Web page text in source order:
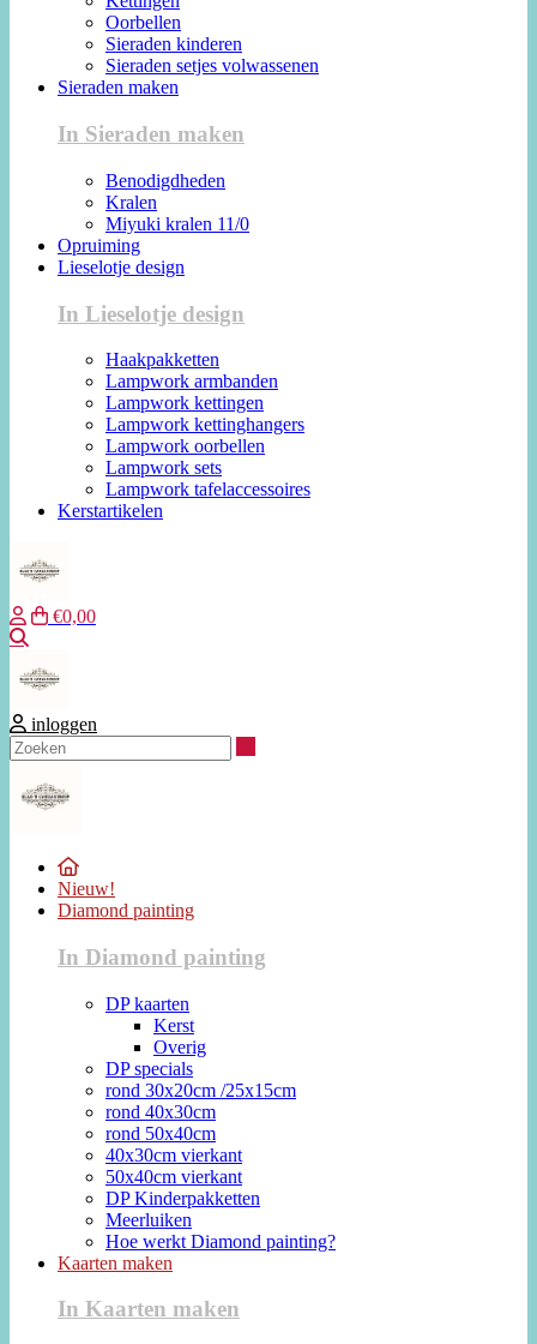
Oorbellen
Sieraden kinderen
Sieraden setjes volwassenen
Sieraden maken
In Sieraden maken
Benodigdheden
Kralen
Miyuki kralen 11/0
Opruiming
Lieselotje design
In Lieselotje design
Haakpakketten
Lampwork armbanden
Lampwork kettingen
Lampwork kettinghangers
Lampwork oorbellen
Lampwork sets
Lampwork tafelaccessoires
Kerstartikelen
€0,00
inloggen
Nieuw!
Diamond painting
In Diamond painting
DP kaarten
Kerst
Overig
DP specials
rond 30x20cm /25x15cm
rond 40x30cm
rond 50x40cm
40x30cm vierkant
50x40cm vierkant
DP Kinderpakketten
Meerluiken
Hoe werkt Diamond painting?
Kaarten maken
In Kaarten maken